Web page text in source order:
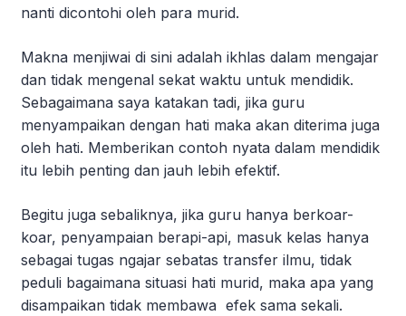
nanti dicontohi oleh para murid.
Makna menjiwai di sini adalah ikhlas dalam mengajar
dan tidak mengenal sekat waktu untuk mendidik.
Sebagaimana saya katakan tadi, jika guru
menyampaikan dengan hati maka akan diterima juga
oleh hati. Memberikan contoh nyata dalam mendidik
itu lebih penting dan jauh lebih efektif.
Begitu juga sebaliknya, jika guru hanya berkoar-
koar, penyampaian berapi-api, masuk kelas hanya
sebagai tugas ngajar sebatas transfer ilmu, tidak
peduli bagaimana situasi hati murid, maka apa yang
disampaikan tidak membawa efek sama sekali.